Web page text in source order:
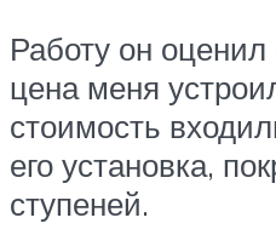
Работу он
цена меня
стоимость
его установка,
ступеней.